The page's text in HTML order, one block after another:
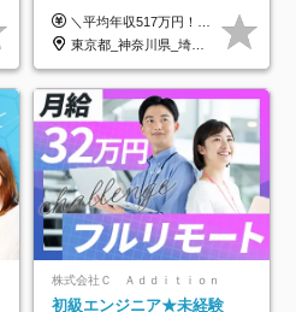
トOK◆残業月7h以下◆賞与
年3回◆5年目まで必ず昇給
＼平均年収517万円！入社5年目まで毎年必ず昇給／ ■賞与年3回 ■年収800万円以上も可 ■入社3年以上の平均年収469.2万円 月給23万2000円以上＋賞与年3回＋各種手当 ☆入社5年目まで最大1万5000円の定期昇給を確約 ┃各種手当充実 ・規定の資格を取得すれば、2000円～5万円を毎月支給（2万4000円～60万円／年） ・研修中に取得した取得率95％の資格でも研修後の給料UP ※月給は年齢・経験・能力を考慮して、優遇いたします ※上記月給金額は固定残業代（20時間/3万1300円円以上）を含み、超過分は別途支給いたします ※試用期間（6ヶ月）は月給に変動はありますが、その他待遇に差異はありません ├入社後1ヶ月～3ヶ月間は、月給20万1900円となります └上記金額は固定残業代（10時間／1万6000円）を含み、超過分は別途支給いたします
東京都_神奈川県_埼玉県_千葉県_大阪府_愛知県_北海道_青森県_岩手県_宮城県_秋田県_山形県_福島県_茨城県_栃木県_群馬県_新潟県_山梨県_長野県_富山県_石川県_福井県_静岡県_岐阜県_三重県_兵庫県_京都府_滋賀県_奈良県_和歌山県_広島県_岡山県_鳥取県_島根県_山口県_徳島県_香川県_愛媛県_高知県_福岡県_熊本県_佐賀県_長崎県_大分県_宮崎県_鹿児島県_沖縄県
株式会社Ｃ Ａｄｄｉｔｉｏｎ
初級エンジニア★未経験